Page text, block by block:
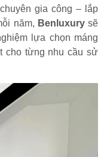
gia công – lắp
năm, Benluxurysẽ
lựa chọn máng
cho từng nhu cầu sử